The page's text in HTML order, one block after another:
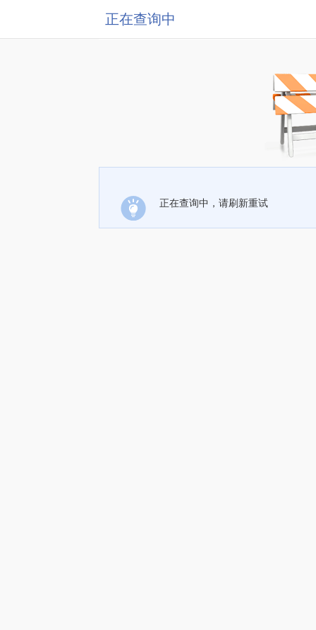
正在查询中
正在查询中，请刷新重试